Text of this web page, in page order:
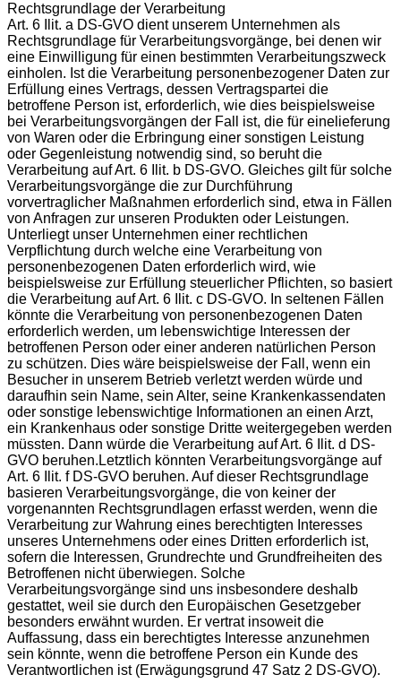
Rechtsgrundlage der Verarbeitung
Art. 6 Ilit. a DS-GVO dient unserem Unternehmen als
Rechtsgrundlage für Verarbeitungsvorgänge, bei denen wir
eine Einwilligung für einen bestimmten Verarbeitungszweck
einholen. Ist die Verarbeitung personenbezogener Daten zur
Erfüllung eines Vertrags, dessen Vertragspartei die
betroffene Person ist, erforderlich, wie dies beispielsweise
bei Verarbeitungsvorgängen der Fall ist, die für einelieferung
von Waren oder die Erbringung einer sonstigen Leistung
oder Gegenleistung notwendig sind, so beruht die
Verarbeitung auf Art. 6 Ilit. b DS-GVO. Gleiches gilt für solche
Verarbeitungsvorgänge die zur Durchführung
vorvertraglicher Maßnahmen erforderlich sind, etwa in Fällen
von Anfragen zur unseren Produkten oder Leistungen.
Unterliegt unser Unternehmen einer rechtlichen
Verpflichtung durch welche eine Verarbeitung von
personenbezogenen Daten erforderlich wird, wie
beispielsweise zur Erfüllung steuerlicher Pflichten, so basiert
die Verarbeitung auf Art. 6 Ilit. c DS-GVO. In seltenen Fällen
könnte die Verarbeitung von personenbezogenen Daten
erforderlich werden, um lebenswichtige Interessen der
betroffenen Person oder einer anderen natürlichen Person
zu schützen. Dies wäre beispielsweise der Fall, wenn ein
Besucher in unserem Betrieb verletzt werden würde und
daraufhin sein Name, sein Alter, seine Krankenkassendaten
oder sonstige lebenswichtige Informationen an einen Arzt,
ein Krankenhaus oder sonstige Dritte weitergegeben werden
müssten. Dann würde die Verarbeitung auf Art. 6 Ilit. d DS-
GVO beruhen.Letztlich könnten Verarbeitungsvorgänge auf
Art. 6 Ilit. f DS-GVO beruhen. Auf dieser Rechtsgrundlage
basieren Verarbeitungsvorgänge, die von keiner der
vorgenannten Rechtsgrundlagen erfasst werden, wenn die
Verarbeitung zur Wahrung eines berechtigten Interesses
unseres Unternehmens oder eines Dritten erforderlich ist,
sofern die Interessen, Grundrechte und Grundfreiheiten des
Betroffenen nicht überwiegen. Solche
Verarbeitungsvorgänge sind uns insbesondere deshalb
gestattet, weil sie durch den Europäischen Gesetzgeber
besonders erwähnt wurden. Er vertrat insoweit die
Auffassung, dass ein berechtigtes Interesse anzunehmen
sein könnte, wenn die betroffene Person ein Kunde des
Verantwortlichen ist (Erwägungsgrund 47 Satz 2 DS-GVO).